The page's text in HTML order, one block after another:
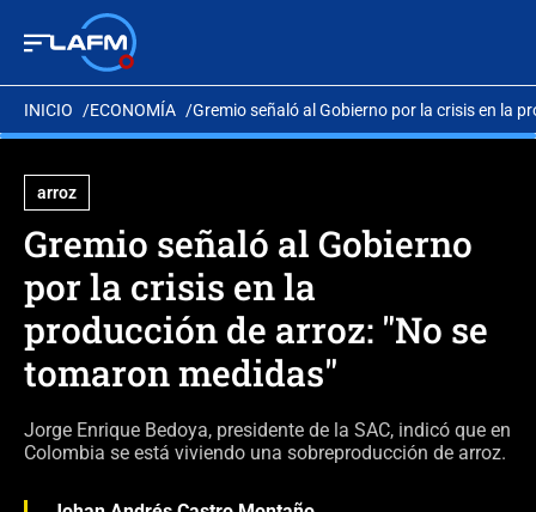
INICIO ECONOMÍA Gremio señaló al Gobierno por la crisis en la
arroz
Gremio señaló al Gobierno
por la crisis en la
producción de arroz: "No se
tomaron medidas"
Jorge Enrique Bedoya, presidente de la SAC, indicó que en
Colombia se está viviendo una sobreproducción de arroz.